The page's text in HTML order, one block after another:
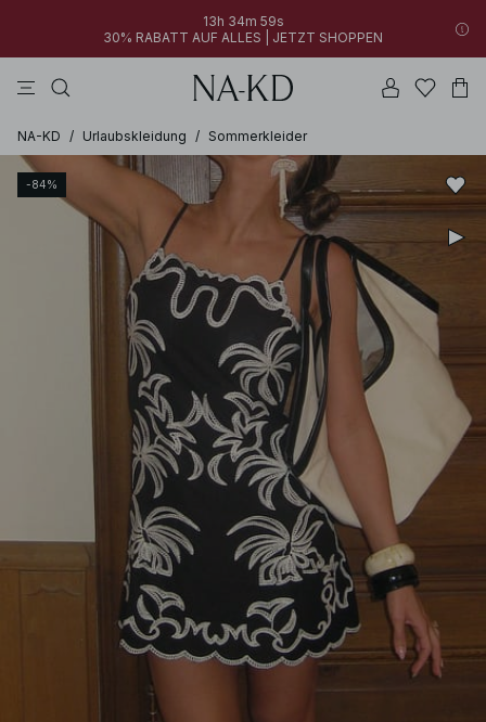
13h 34m 59s
30% RABATT AUF ALLES | JETZT SHOPPEN
NA-KD / Urlaubskleidung / Sommerkleider
-84%